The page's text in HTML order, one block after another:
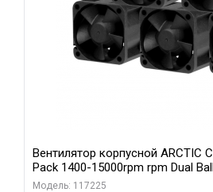
Вентилятор корпусной ARCTIC
Pack 1400-15000rpm rpm Dual Ball
Connector (ACFAN00274A)
Модель: 117225